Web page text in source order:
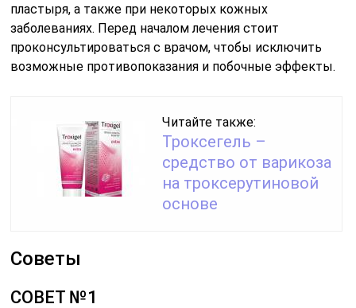
пластыря, а также при некоторых кожных
заболеваниях. Перед началом лечения стоит
проконсультироваться с врачом, чтобы исключить
возможные противопоказания и побочные эффекты.
Читайте также:
Троксегель –
средство от варикоза
на троксерутиновой
основе
Советы
СОВЕТ №1